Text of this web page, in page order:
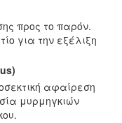
προς το παρόν.
για την εξέλιξη
αφαίρεση
μυρμηγκιών